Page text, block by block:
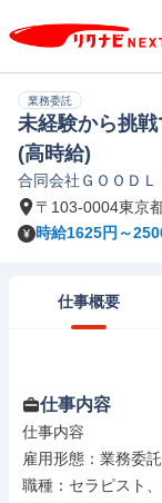
業務委託
未経験から挑
(高時給)
合同会社ＧＯＯＤＬ
〒103-0004東京
時給1625円～
仕事概要
仕事内容
仕事内容
雇用形態：業務委託
職種：セラピスト